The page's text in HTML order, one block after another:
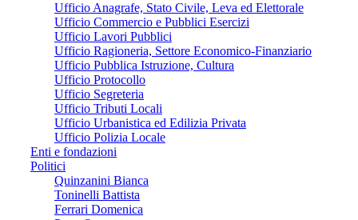
Ufficio Anagrafe, Stato Civile, Leva ed Elettorale
Ufficio Commercio e Pubblici Esercizi
Ufficio Lavori Pubblici
Ufficio Ragioneria, Settore Economico-Finanziario
Ufficio Pubblica Istruzione, Cultura
Ufficio Protocollo
Ufficio Segreteria
Ufficio Tributi Locali
Ufficio Urbanistica ed Edilizia Privata
Ufficio Polizia Locale
Enti e fondazioni
Politici
Quinzanini Bianca
Toninelli Battista
Ferrari Domenica